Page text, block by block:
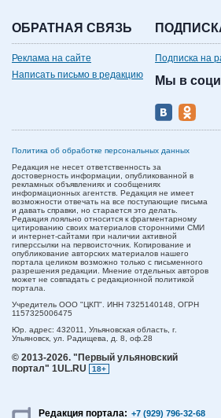
ОБРАТНАЯ СВЯЗЬ
Реклама на сайте
Написать письмо в редакцию
Подписка на
Мы в
Политика об обработке персональных данных
Редакция не несет ответственность за
достоверность информации, опубликованной в
рекламных объявлениях и сообщениях
информационных агентств. Редакция не имеет
возможности отвечать на все поступающие письма
и давать справки, но старается это делать.
Редакция лояльно относится к фрагментарному
цитированию своих материалов сторонними СМИ
и интернет-сайтами при наличии активной
гиперссылки на первоисточник. Копирование и
опубликование авторских материалов нашего
портала целиком возможно только с письменного
разрешения редакции. Мнение отдельных авторов
может не совпадать с редакционной политикой
портала.
Учредитель ООО "ЦКП". ИНН 7325140148, ОГРН
1157325006475
Юр. адрес: 432011, Ульяновская область, г.
Ульяновск, ул. Радищева, д. 8, оф.28
© 2013-2026. "Первый ульяновский
портал" 1UL.RU
18+
Редакция портала: +7 (929) 796-32-68